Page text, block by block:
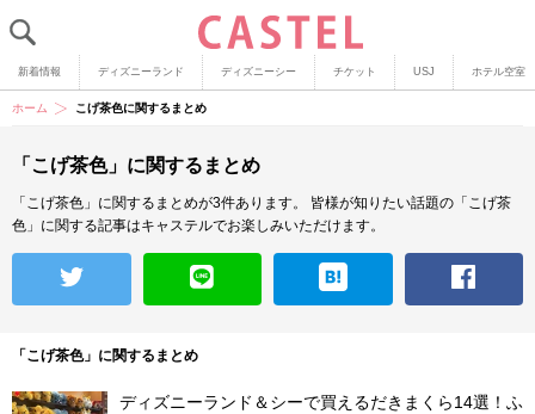
新着情報 ディズニーランド ディズニーシー チケット USJ ホテル空室
ホーム こげ茶色に関するまとめ
「こげ茶色」に関するまとめ
「こげ茶色」に関するまとめが3件あります。
皆様が知りたい話題の「こげ茶
色」に関する記事はキャステルでお楽しみいただけます。
「こげ茶色」に関するまとめ
ディズニーランド＆シーで買えるだきまくら14選！ふ